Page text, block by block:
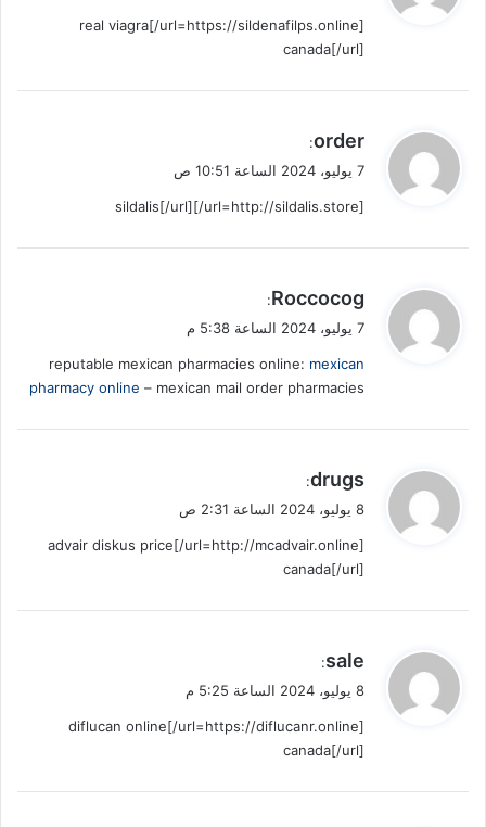
ل
[url=https://sildenafilps.online/]real viagra
canada[/url]
ي
ق
ل
order
:
7 يوليو، 2024 الساعة 10:51 ص
[url=http://sildalis.store/]sildalis[/url]
ي
ق
ل
Roccocog
:
7 يوليو، 2024 الساعة 5:38 م
reputable mexican pharmacies online: mexican
pharmacy online – mexican mail order pharmacies
ي
ق
ل
drugs
:
8 يوليو، 2024 الساعة 2:31 ص
[url=http://mcadvair.online/]advair diskus price
canada[/url]
ي
ق
ل
sale
:
8 يوليو، 2024 الساعة 5:25 م
[url=https://diflucanr.online/]diflucan online
canada[/url]